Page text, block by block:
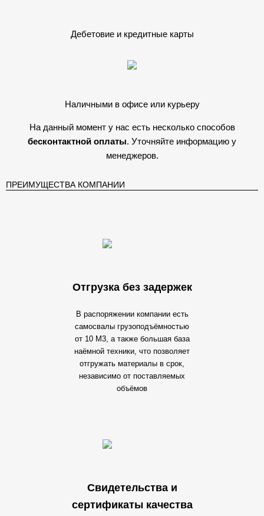
Дебетовие и кредитные карты
Наличными в офисе или курьеру
На данный момент у нас есть несколько способов
бесконтактной оплаты. Уточняйте информацию у
менеджеров.
ПРЕИМУЩЕСТВА КОМПАНИИ
Отгрузка без задержек
В распоряжении компании есть
самосвалы грузоподъёмностью
от 10 М3, а также большая база
наёмной техники, что позволяет
отгружать материалы в срок,
независимо от поставляемых
объёмов
Свидетельства и
сертификаты качества